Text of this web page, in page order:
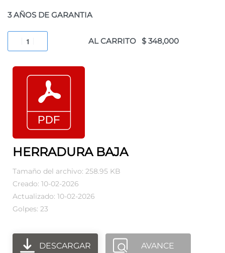
3 AÑOS DE GARANTIA
AL CARRITO
HERRADURA BAJA
Tamaño del archivo: 258.95 KB
Creado: 10-02-2026
Actualizado: 10-02-2026
Golpes: 23
DESCARGAR AVANCE